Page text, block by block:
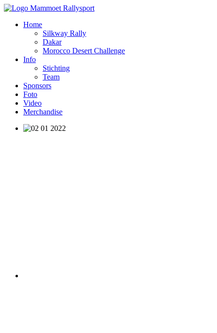
Home
Silkway Rally
Dakar
Morocco Desert Challenge
Info
Stichting
Team
Sponsors
Foto
Video
Merchandise